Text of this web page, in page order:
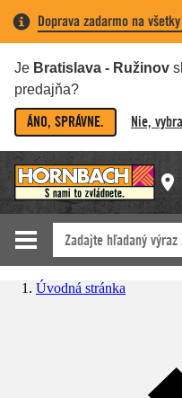
Doprava zadarmo na
Je Bratislava - Ružinov
predajňa?
ÁNO, SPRÁVNE. Nie,
Úvodná stránka